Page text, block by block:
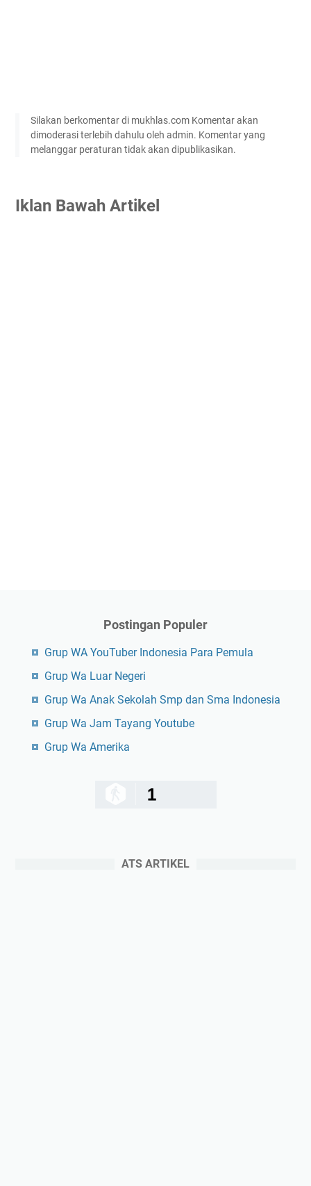
Silakan berkomentar di mukhlas.com Komentar akan
dimoderasi terlebih dahulu oleh admin. Komentar yang
melanggar peraturan tidak akan dipublikasikan.
Iklan Bawah Artikel
Postingan Populer
Grup WA YouTuber Indonesia Para Pemula
Grup Wa Luar Negeri
Grup Wa Anak Sekolah Smp dan Sma Indonesia
Grup Wa Jam Tayang Youtube
Grup Wa Amerika
1
ATS ARTIKEL